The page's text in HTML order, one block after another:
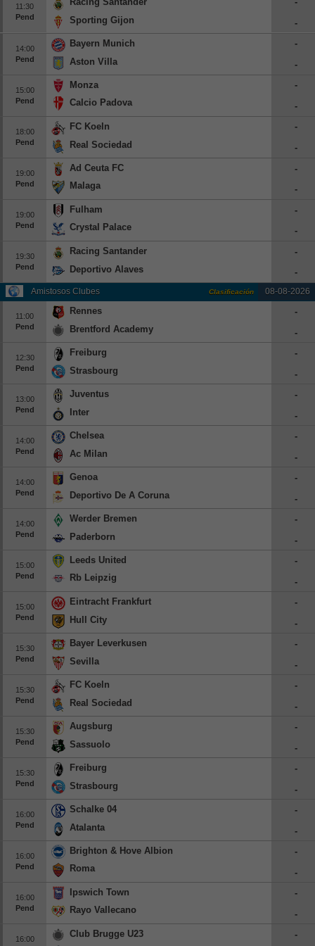
11:30
Pend
Sporting Gijon
-
14:00
Pend
Bayern Munich
Aston Villa
-
-
15:00
Pend
Monza
Calcio Padova
-
-
18:00
Pend
FC Koeln
Real Sociedad
-
-
19:00
Pend
Ad Ceuta FC
Malaga
-
-
19:00
Pend
Fulham
Crystal Palace
-
-
19:30
Pend
Racing Santander
Deportivo Alaves
-
-
Amistosos Clubes 08-08-2026
Clasificación
11:00
Pend
Rennes
Brentford Academy
-
-
12:30
Pend
Freiburg
Strasbourg
-
-
13:00
Pend
Juventus
Inter
-
-
14:00
Pend
Chelsea
Ac Milan
-
-
14:00
Pend
Genoa
Deportivo De A Coruna
-
-
14:00
Pend
Werder Bremen
Paderborn
-
-
15:00
Pend
Leeds United
Rb Leipzig
-
-
15:00
Pend
Eintracht Frankfurt
Hull City
-
-
15:30
Pend
Bayer Leverkusen
Sevilla
-
-
15:30
Pend
FC Koeln
Real Sociedad
-
-
15:30
Pend
Augsburg
Sassuolo
-
-
15:30
Pend
Freiburg
Strasbourg
-
-
16:00
Pend
Schalke 04
Atalanta
-
-
16:00
Pend
Brighton & Hove Albion
Roma
-
-
16:00
Pend
Ipswich Town
Rayo Vallecano
-
-
16:00
Club Brugge U23 -
Europa League
Supercopa Europa
Partidos amistosos
Partidos televisados
Baloncesto
Europa
Eurocup
España
ACB
LEB
Estados Unidos
NBA
Tenis
Beisbol
Hockey
Fútbol Americano
Clasificación
Casas de Apuestas